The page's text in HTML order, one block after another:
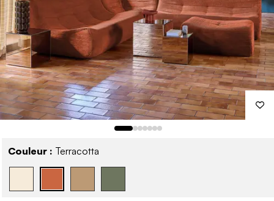
Couleur : Terracotta